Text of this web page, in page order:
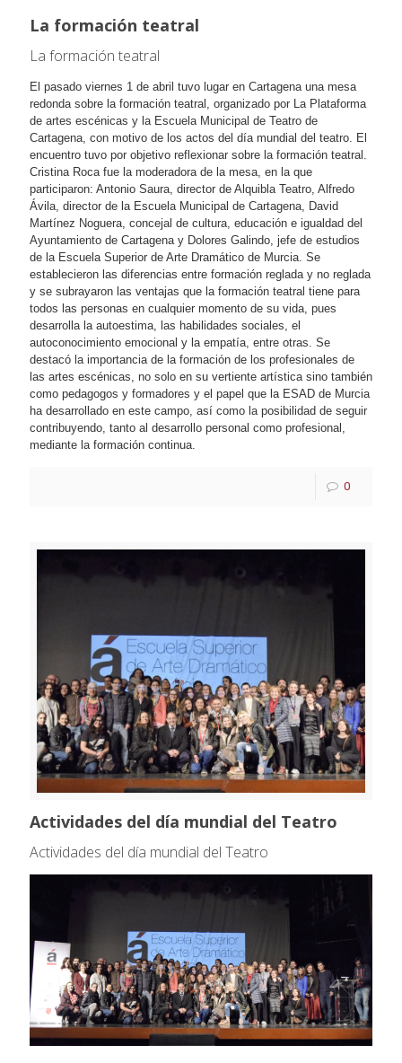
La formación teatral
La formación teatral
El pasado viernes 1 de abril tuvo lugar en Cartagena una mesa
redonda sobre la formación teatral, organizado por La Plataforma
de artes escénicas y la Escuela Municipal de Teatro de
Cartagena, con motivo de los actos del día mundial del teatro. El
encuentro tuvo por objetivo reflexionar sobre la formación teatral.
Cristina Roca fue la moderadora de la mesa, en la que
participaron: Antonio Saura, director de Alquibla Teatro, Alfredo
Ávila, director de la Escuela Municipal de Cartagena, David
Martínez Noguera, concejal de cultura, educación e igualdad del
Ayuntamiento de Cartagena y Dolores Galindo, jefe de estudios
de la Escuela Superior de Arte Dramático de Murcia. Se
establecieron las diferencias entre formación reglada y no reglada
y se subrayaron las ventajas que la formación teatral tiene para
todos las personas en cualquier momento de su vida, pues
desarrolla la autoestima, las habilidades sociales, el
autoconocimiento emocional y la empatía, entre otras. Se
destacó la importancia de la formación de los profesionales de
las artes escénicas, no solo en su vertiente artística sino también
como pedagogos y formadores y el papel que la ESAD de Murcia
ha desarrollado en este campo, así como la posibilidad de seguir
contribuyendo, tanto al desarrollo personal como profesional,
mediante la formación continua.
0
Actividades del día mundial del Teatro
Actividades del día mundial del Teatro